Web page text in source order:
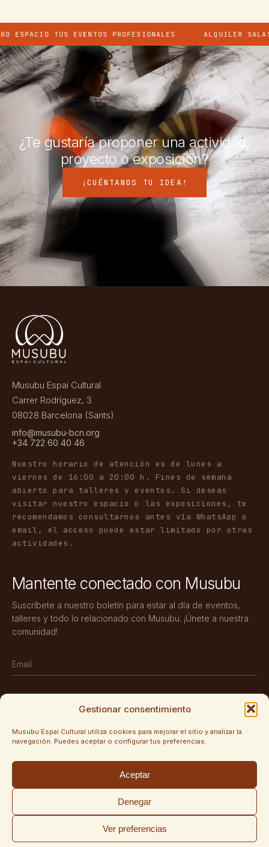
Gestionar consentimiento
Musubu Espai Cultural utiliza cookies para mejorar el sitio y analizar la
navegación. Puedes aceptar o configurar tus preferencias.
Aceptar
Denegar
Ver preferencias
EVENTOS PROFESIONALES · ALQUILER SALAS Y
¿Te gustaría proponer una actividad,
proyecto o exposición?
¡CUÉNTANOS TU IDEA!
Musubu Espai Cultural
Carrer Rodríguez, 3
08028 Barcelona (Sants)
info@musubu-bcn.org
+34 722 60 40 46
Nuestro horario de atención es de lunes a
viernes de 16:00 a 20:00 h. Fines de semana
abierto para talleres y eventos. Si deseas
visitar nuestro espacio o las exposiciones, te
recomendamos consultarnos antes vía WhatsApp o
email, el acceso puede estar limitado por otras
actividades.
Mantente conectado con Musubu
Suscríbete a nuestro boletín para estar al día de eventos,
talleres y todo lo relacionado con Musubu. ¡Únete a nuestra
comunidad!
SÍGUENOS
POLÍTICA DE PRIVACIDADPOLÍTICA DE COOKIESAVISO LEGAL